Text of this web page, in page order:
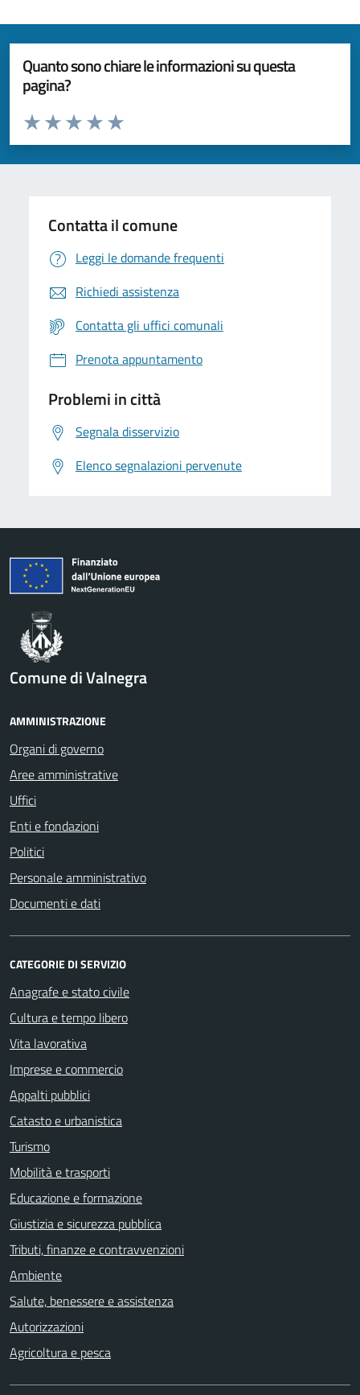
Quanto sono chiare le informazioni su questa
pagina?
Valuta da 1 a 5 stelle la pagina
Valuta 5 stelle su 5
Valuta 4 stelle su 5
Valuta 3 stelle su 5
Valuta 2 stelle su 5
Valuta 1 stelle su 5
Contatta il comune
Leggi le domande frequenti
Richiedi assistenza
Contatta gli uffici comunali
Prenota appuntamento
Problemi in città
Segnala disservizio
Elenco segnalazioni pervenute
Comune di Valnegra
AMMINISTRAZIONE
Organi di governo
Aree amministrative
Uffici
Enti e fondazioni
Politici
Personale amministrativo
Documenti e dati
CATEGORIE DI SERVIZIO
Anagrafe e stato civile
Cultura e tempo libero
Vita lavorativa
Imprese e commercio
Appalti pubblici
Catasto e urbanistica
Turismo
Mobilità e trasporti
Educazione e formazione
Giustizia e sicurezza pubblica
Tributi, finanze e contravvenzioni
Ambiente
Salute, benessere e assistenza
Autorizzazioni
Agricoltura e pesca